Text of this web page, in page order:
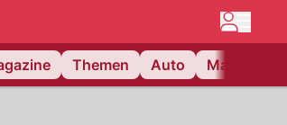
Themen Auto Matchcenter